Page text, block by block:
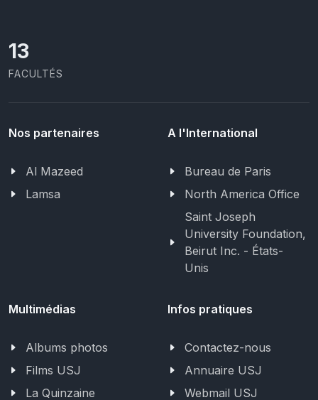
13
FACULTÉS
Nos partenaires
Al Mazeed
Lamsa
A l'International
Bureau de Paris
North America Office
Saint Joseph
University Foundation,
Beirut Inc. - États-
Unis
Multimédias
Albums photos
Films USJ
La Quinzaine
Infos pratiques
Contactez-nous
Annuaire USJ
Webmail USJ